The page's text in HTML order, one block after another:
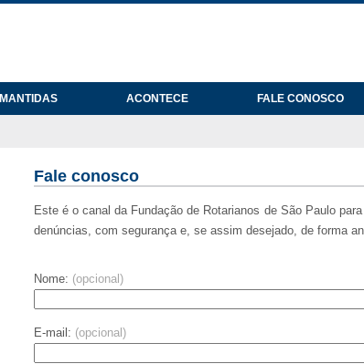
MANTIDAS ACONTECE FALE CONOSCO
Fale conosco
Este é o canal da Fundação de Rotarianos de São Paulo
denúncias, com segurança e, se assim desejado, de forma
Nome: (opcional)
E-mail: (opcional)